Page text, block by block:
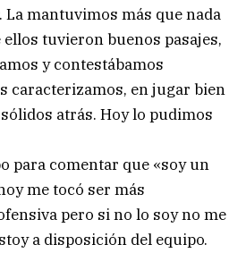
mantuvimos más que nada
tuvieron buenos pasajes,
y contestábamos
caracterizamos, en jugar bien
atrás. Hoy lo pudimos
para comentar que «soy un
me tocó ser más
pero si no lo soy no me
a disposición del equipo.